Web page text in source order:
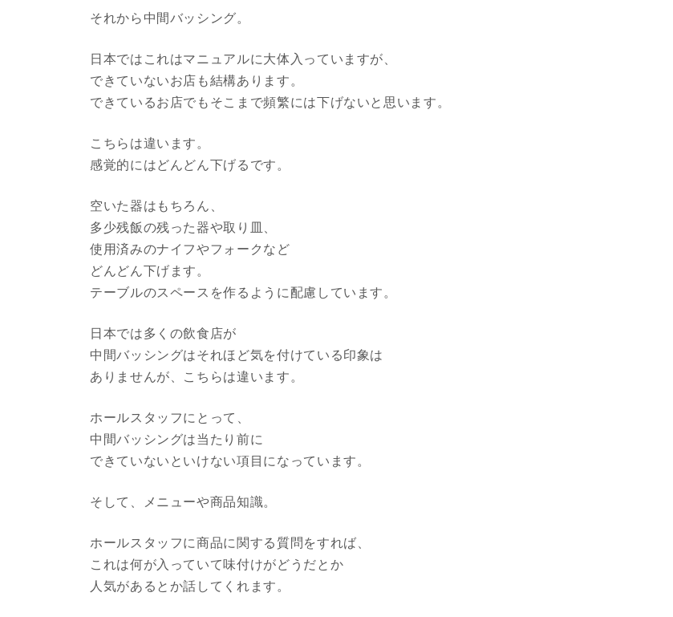
それから中間バッシング。
日本ではこれはマニュアルに大体入っていますが、
できていないお店も結構あります。
できているお店でもそこまで頻繁には下げないと思います。
こちらは違います。
感覚的にはどんどん下げるです。
空いた器はもちろん、
多少残飯の残った器や取り皿、
使用済みのナイフやフォークなど
どんどん下げます。
テーブルのスペースを作るように配慮しています。
日本では多くの飲食店が
中間バッシングはそれほど気を付けている印象は
ありませんが、こちらは違います。
ホールスタッフにとって、
中間バッシングは当たり前に
できていないといけない項目になっています。
そして、メニューや商品知識。
ホールスタッフに商品に関する質問をすれば、
これは何が入っていて味付けがどうだとか
人気があるとか話してくれます。